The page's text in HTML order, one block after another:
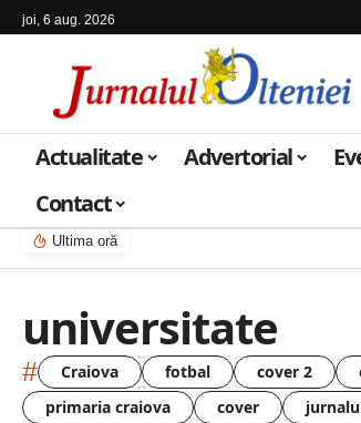
joi, 6 aug. 2026
Actualitate Advertorial
Contact
Ultima oră
universitate
# Craiova fotbal cover 2
primaria craiova
cover